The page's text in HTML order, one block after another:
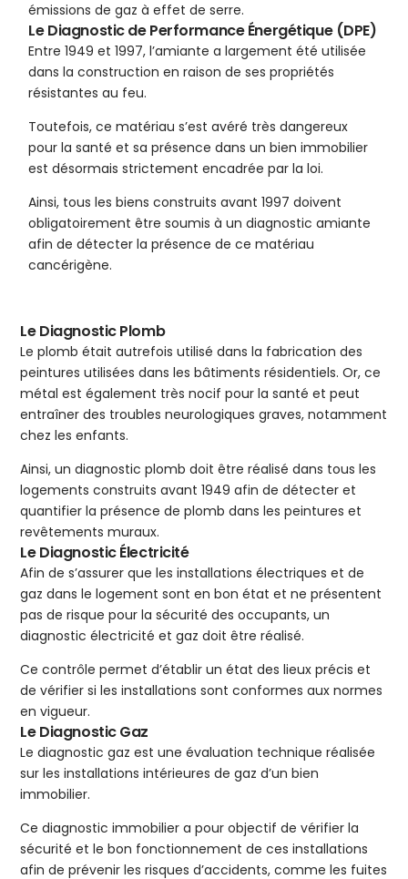
émissions de gaz à effet de serre.
Le Diagnostic de Performance Énergétique (DPE)
Entre 1949 et 1997, l’amiante a largement été utilisée
dans la construction en raison de ses propriétés
résistantes au feu.
Toutefois, ce matériau s’est avéré très dangereux
pour la santé et sa présence dans un bien immobilier
est désormais strictement encadrée par la loi.
Ainsi, tous les biens construits avant 1997 doivent
obligatoirement être soumis à un diagnostic amiante
afin de détecter la présence de ce matériau
cancérigène.
Le Diagnostic Plomb
Le plomb était autrefois utilisé dans la fabrication des
peintures utilisées dans les bâtiments résidentiels. Or, ce
métal est également très nocif pour la santé et peut
entraîner des troubles neurologiques graves, notamment
chez les enfants.
Ainsi, un diagnostic plomb doit être réalisé dans tous les
logements construits avant 1949 afin de détecter et
quantifier la présence de plomb dans les peintures et
revêtements muraux.
Le Diagnostic Électricité
Afin de s’assurer que les installations électriques et de
gaz dans le logement sont en bon état et ne présentent
pas de risque pour la sécurité des occupants, un
diagnostic électricité et gaz doit être réalisé.
Ce contrôle permet d’établir un état des lieux précis et
de vérifier si les installations sont conformes aux normes
en vigueur.
Le Diagnostic Gaz
Le diagnostic gaz est une évaluation technique réalisée
sur les installations intérieures de gaz d’un bien
immobilier.
Ce diagnostic immobilier a pour objectif de vérifier la
sécurité et le bon fonctionnement de ces installations
afin de prévenir les risques d’accidents, comme les fuites